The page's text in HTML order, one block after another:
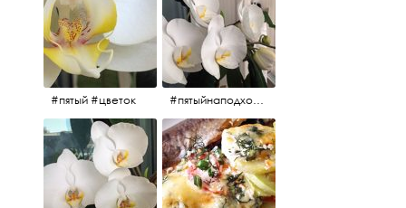
#пятый #цветок #пятыйнаподходе# цветы #весна2017